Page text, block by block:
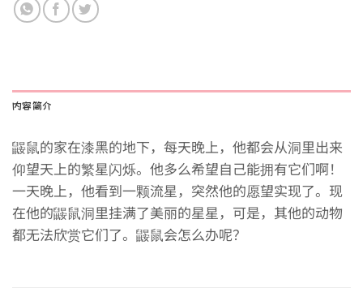
内容简介
鼹鼠的家在漆黑的地下，每天晚上，他都会从洞里出来
仰望天上的繁星闪烁。他多么希望自己能拥有它们啊！
一天晚上，他看到一颗流星，突然他的愿望实现了。现
在他的鼹鼠洞里挂满了美丽的星星，可是，其他的动物
都无法欣赏它们了。鼹鼠会怎么办呢？